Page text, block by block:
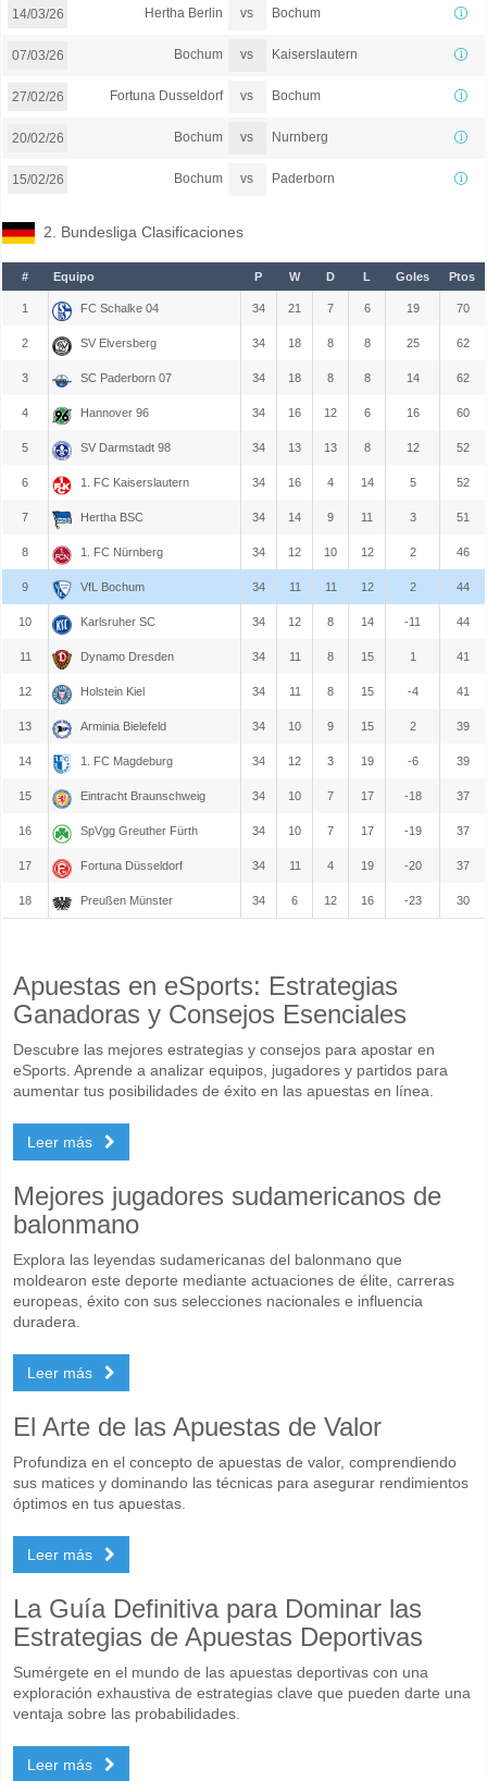
14/03/26 Hertha Berlin vs Bochum
07/03/26 Bochum vs Kaiserslautern
27/02/26 Fortuna Dusseldorf vs Bochum
20/02/26 Bochum vs Nurnberg
15/02/26 Bochum vs Paderborn
2. Bundesliga Clasificaciones
# Equipo P W D L Goles Ptos
1 FC Schalke 04 34 21 7 6 19 70
2 SV Elversberg 34 18 8 8 25 62
3 SC Paderborn 07 34 18 8 8 14 62
4 Hannover 96 34 16 12 6 16 60
5 SV Darmstadt 98 34 13 13 8 12 52
6 1. FC Kaiserslautern 34 16 4 14 5 52
7 Hertha BSC 34 14 9 11 3 51
8 1. FC Nürnberg 34 12 10 12 2 46
9 VfL Bochum 34 11 11 12 2 44
10 Karlsruher SC 34 12 8 14 -11 44
11 Dynamo Dresden 34 11 8 15 1 41
12 Holstein Kiel 34 11 8 15 -4 41
13 Arminia Bielefeld 34 10 9 15 2 39
14 1. FC Magdeburg 34 12 3 19 -6 39
15 Eintracht Braunschweig 34 10 7 17 -18 37
16 SpVgg Greuther Fürth 34 10 7 17 -19 37
17 Fortuna Düsseldorf 34 11 4 19 -20 37
18 Preußen Münster 34 6 12 16 -23 30
Apuestas en eSports: Estrategias
Ganadoras y Consejos Esenciales
Descubre las mejores estrategias y consejos para apostar en
eSports. Aprende a analizar equipos, jugadores y partidos para
aumentar tus posibilidades de éxito en las apuestas en línea.
Leer más
Mejores jugadores sudamericanos de
balonmano
Explora las leyendas sudamericanas del balonmano que
moldearon este deporte mediante actuaciones de élite, carreras
europeas, éxito con sus selecciones nacionales e influencia
duradera.
Leer más
El Arte de las Apuestas de Valor
Profundiza en el concepto de apuestas de valor, comprendiendo
sus matices y dominando las técnicas para asegurar rendimientos
óptimos en tus apuestas.
Leer más
La Guía Definitiva para Dominar las
Estrategias de Apuestas Deportivas
Sumérgete en el mundo de las apuestas deportivas con una
exploración exhaustiva de estrategias clave que pueden darte una
ventaja sobre las probabilidades.
Leer más